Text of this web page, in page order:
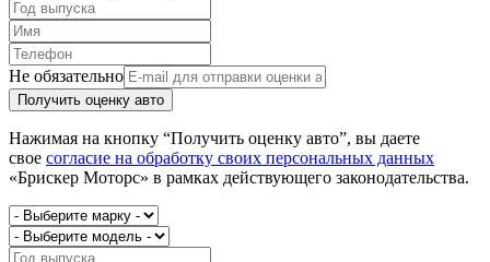
Не обязательно
Получить оценку авто
Нажимая на кнопку “Получить оценку авто”, вы даете
свое согласие на обработку своих персональных данных
«Брискер Моторс» в рамках действующего законодательства.